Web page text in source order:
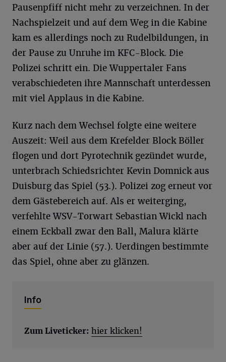
Pausenpfiff nicht mehr zu verzeichnen. In der
Nachspielzeit und auf dem Weg in die Kabine
kam es allerdings noch zu Rudelbildungen, in
der Pause zu Unruhe im KFC-Block. Die
Polizei schritt ein. Die Wuppertaler Fans
verabschiedeten ihre Mannschaft unterdessen
mit viel Applaus in die Kabine.
Kurz nach dem Wechsel folgte eine weitere
Auszeit: Weil aus dem Krefelder Block Böller
flogen und dort Pyrotechnik gezündet wurde,
unterbrach Schiedsrichter Kevin Domnick aus
Duisburg das Spiel (53.). Polizei zog erneut vor
dem Gästebereich auf. Als er weiterging,
verfehlte WSV-Torwart Sebastian Wickl nach
einem Eckball zwar den Ball, Malura klärte
aber auf der Linie (57.). Uerdingen bestimmte
das Spiel, ohne aber zu glänzen.
Info
Zum Liveticker: hier klicken!